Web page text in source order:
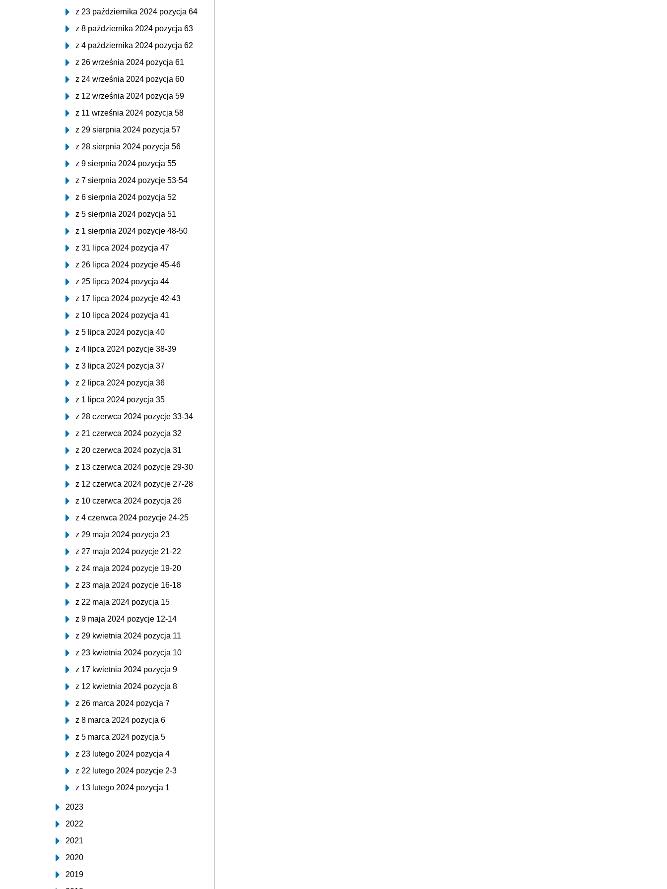
z 23 października 2024 pozycja 64
z 8 października 2024 pozycja 63
z 4 października 2024 pozycja 62
z 26 września 2024 pozycja 61
z 24 września 2024 pozycja 60
z 12 września 2024 pozycja 59
z 11 września 2024 pozycja 58
z 29 sierpnia 2024 pozycja 57
z 28 sierpnia 2024 pozycja 56
z 9 sierpnia 2024 pozycja 55
z 7 sierpnia 2024 pozycje 53-54
z 6 sierpnia 2024 pozycja 52
z 5 sierpnia 2024 pozycja 51
z 1 sierpnia 2024 pozycje 48-50
z 31 lipca 2024 pozycja 47
z 26 lipca 2024 pozycje 45-46
z 25 lipca 2024 pozycja 44
z 17 lipca 2024 pozycje 42-43
z 10 lipca 2024 pozycja 41
z 5 lipca 2024 pozycja 40
z 4 lipca 2024 pozycje 38-39
z 3 lipca 2024 pozycja 37
z 2 lipca 2024 pozycja 36
z 1 lipca 2024 pozycja 35
z 28 czerwca 2024 pozycje 33-34
z 21 czerwca 2024 pozycja 32
z 20 czerwca 2024 pozycja 31
z 13 czerwca 2024 pozycje 29-30
z 12 czerwca 2024 pozycje 27-28
z 10 czerwca 2024 pozycja 26
z 4 czerwca 2024 pozycje 24-25
z 29 maja 2024 pozycja 23
z 27 maja 2024 pozycje 21-22
z 24 maja 2024 pozycje 19-20
z 23 maja 2024 pozycje 16-18
z 22 maja 2024 pozycja 15
z 9 maja 2024 pozycje 12-14
z 29 kwietnia 2024 pozycja 11
z 23 kwietnia 2024 pozycja 10
z 17 kwietnia 2024 pozycja 9
z 12 kwietnia 2024 pozycja 8
z 26 marca 2024 pozycja 7
z 8 marca 2024 pozycja 6
z 5 marca 2024 pozycja 5
z 23 lutego 2024 pozycja 4
z 22 lutego 2024 pozycje 2-3
z 13 lutego 2024 pozycja 1
2023
2022
2021
2020
2019